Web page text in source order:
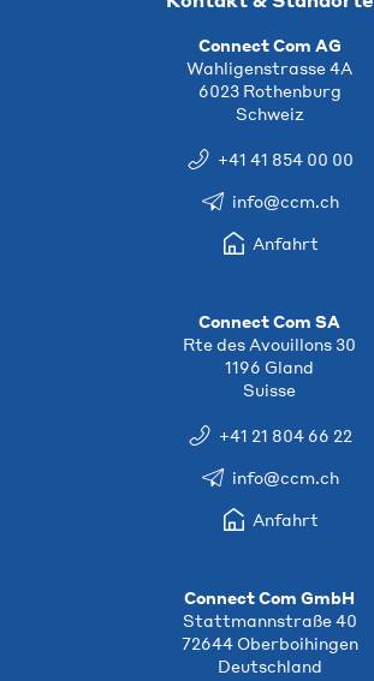
Connect Com AG
Wahligenstrasse 4A
6023 Rothenburg
Schweiz
+41 41 854 00 00
info@ccm.ch
Anfahrt
Connect Com SA
Rte des Avouillons 30
1196 Gland
Suisse
+41 21 804 66 22
info@ccm.ch
Anfahrt
Connect Com GmbH
Stattmannstraße 40
72644 Oberboihingen
Deutschland